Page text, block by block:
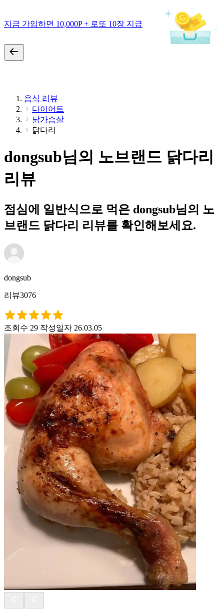
지금 가입하면 10,000P + 로또 10장 지급
음식 리뷰
다이어트
닭가슴살
닭다리
dongsub님의 노브랜드 닭다리
리뷰
점심에 일반식으로 먹은 dongsub님의 노
브랜드 닭다리 리뷰를 확인해보세요.
dongsub
리뷰3076
조회수 29 작성일자 26.03.05